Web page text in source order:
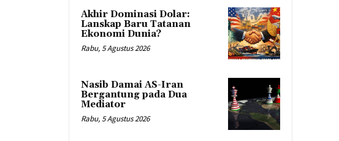
Akhir Dominasi Dolar:
Lanskap Baru Tatanan
Ekonomi Dunia?
Rabu, 5 Agustus 2026
Nasib Damai AS-Iran
Bergantung pada Dua
Mediator
Rabu, 5 Agustus 2026